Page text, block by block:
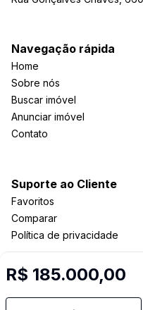
R$ 185.000,00
Navegação rápida
Home
Sobre nós
Buscar imóvel
Anunciar imóvel
Contato
Suporte ao Cliente
Favoritos
Comparar
Política de privacidade